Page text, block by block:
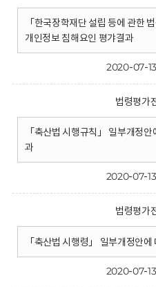
「한국장학재단 설립 등에 관한
개인정보 침해요인 평갸결과
2020-07-13
법령평가
「축산법 시행규칙」 일부개정
과
2020-07-13
법령평가
「축산법 시행령」 일부개정안
2020-07-13